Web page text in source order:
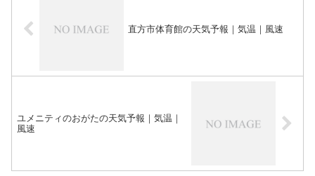
直方市体育館の天気予報｜気温｜風速
ユメニティのおがたの天気予報｜気温｜
風速